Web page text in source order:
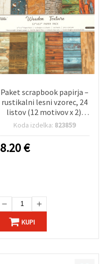
Paket scrapbook papirja –
rustikalni lesni vzorec, 24
listov (12 motivov x 2),
160 g/m², 12x12’’ /
tekstura za scrapbooking,
izdelavo voščilnic in DIY
Koda izdelka: 823859
8.20€
KUPI